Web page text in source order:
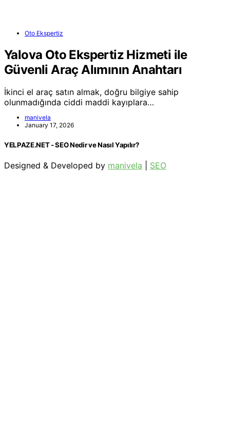
Oto Ekspertiz
Yalova Oto Ekspertiz Hizmeti ile
Güvenli Araç Alımının Anahtarı
İkinci el araç satın almak, doğru bilgiye sahip
olunmadığında ciddi maddi kayıplara…
manivela
January 17, 2026
YELPAZE.NET - SEO Nedir ve Nasıl Yapılır?
Designed & Developed by manivela SEO